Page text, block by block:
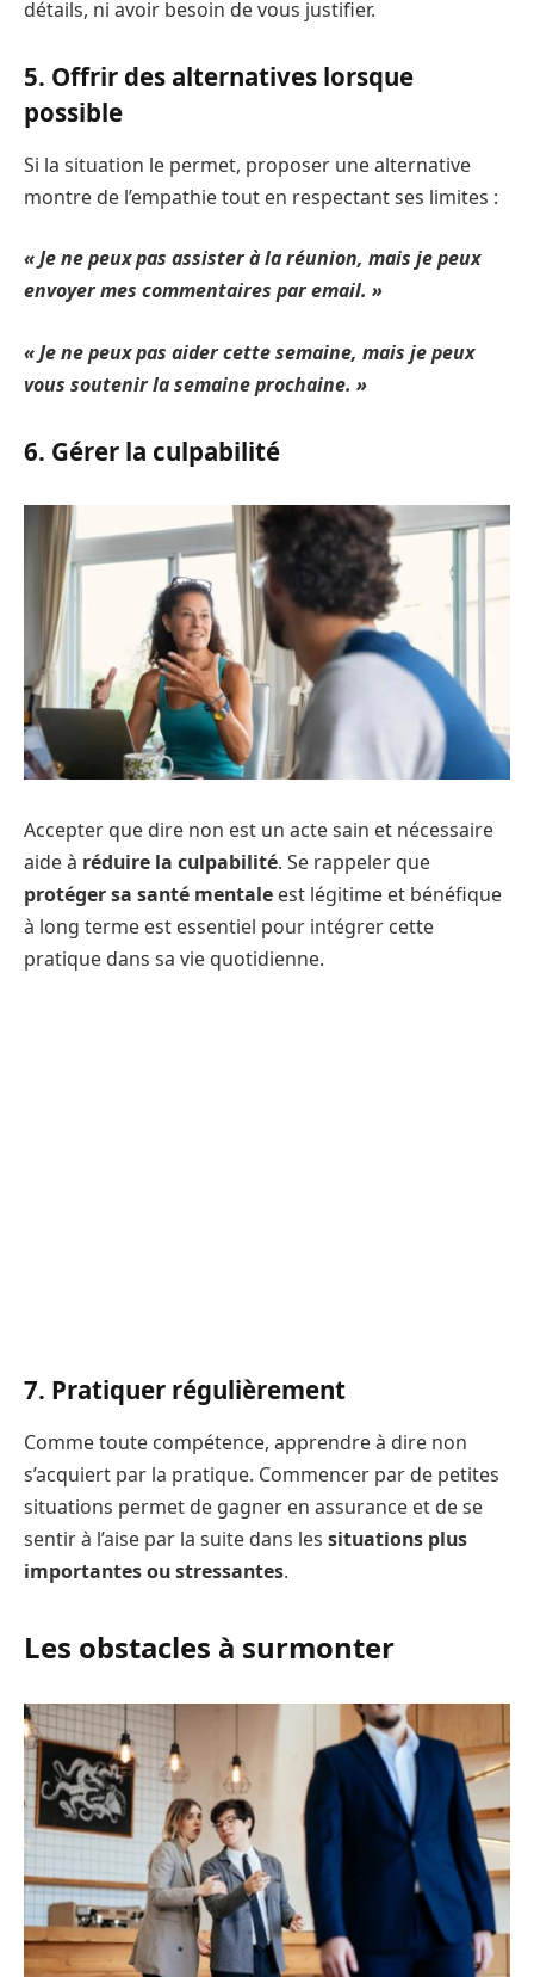
détails, ni avoir besoin de vous justifier.
5. Offrir des alternatives lorsque
possible
Si la situation le permet, proposer une alternative
montre de l’empathie tout en respectant ses limites :
« Je ne peux pas assister à la réunion, mais je peux
envoyer mes commentaires par email. »
« Je ne peux pas aider cette semaine, mais je peux
vous soutenir la semaine prochaine. »
6. Gérer la culpabilité
Accepter que dire non est un acte sain et nécessaire
aide à réduire la culpabilité. Se rappeler que
protéger sa santé mentale est légitime et bénéfique
à long terme est essentiel pour intégrer cette
pratique dans sa vie quotidienne.
7. Pratiquer régulièrement
Comme toute compétence, apprendre à dire non
s’acquiert par la pratique. Commencer par de petites
situations permet de gagner en assurance et de se
sentir à l’aise par la suite dans les situations plus
importantes ou stressantes.
Les obstacles à surmonter